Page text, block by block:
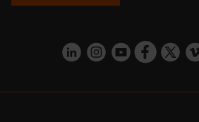
https://www.linkedin.com/company/turismo-valencia/mycompany/
https://https://https://